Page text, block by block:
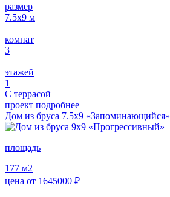
размер
7.5x9 м
комнат
3
этажей
1
С террасой
проект подробнее
Дом из бруса 7.5х9 «Запоминающийся»
площадь
177 м2
цена от 1645000 ₽